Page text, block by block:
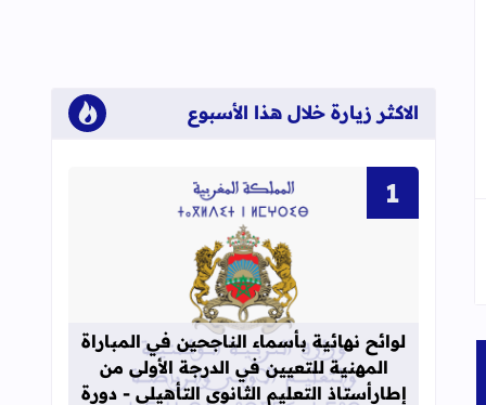
الاكثر زيارة خلال هذا الأسبوع
قراءة المزيد عن لوائح نهائية بأسماء
لوائح نهائية بأسماء الناجحين في المباراة
المهنية للتعيين في الدرجة الأولى من
إطارأستاذ التعليم الثانوي التأهيلي - دورة